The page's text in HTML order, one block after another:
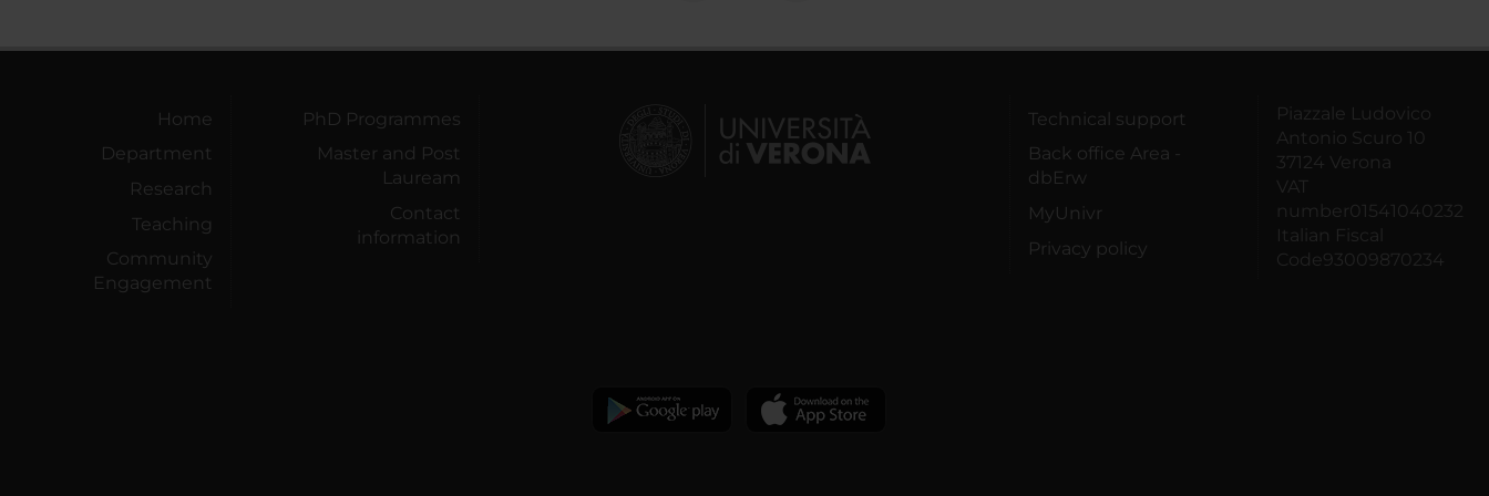
Home
Department
Research
Teaching
Community
Engagement
PhD Programmes
Master and Post
Lauream
Contact
information
Technical support
Back office Area -
dbErw
MyUnivr
Privacy policy
Piazzale Ludovico
Antonio Scuro 10
37124 Verona
VAT
number01541040232
Italian Fiscal
Code93009870234